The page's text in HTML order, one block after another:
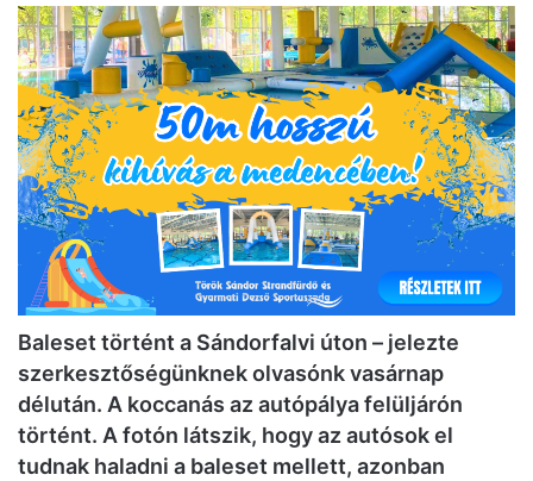
Baleset történt a Sándorfalvi úton – jelezte
szerkesztőségünknek olvasónk vasárnap
délután. A koccanás az autópálya felüljárón
történt. A fotón látszik, hogy az autósok el
tudnak haladni a baleset mellett, azonban